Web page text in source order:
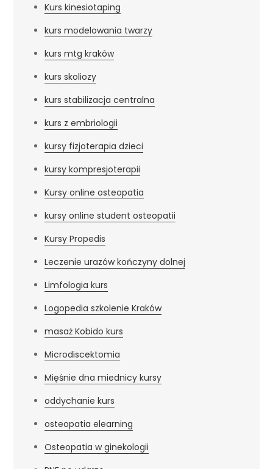
Kurs kinesiotaping
kurs modelowania twarzy
kurs mtg kraków
kurs skoliozy
kurs stabilizacja centralna
kurs z embriologii
kursy fizjoterapia dzieci
kursy kompresjoterapii
Kursy online osteopatia
kursy online student osteopatii
Kursy Propedis
Leczenie urazów kończyny dolnej
Limfologia kurs
Logopedia szkolenie Kraków
masaż Kobido kurs
Microdiscektomia
Mięśnie dna miednicy kursy
oddychanie kurs
osteopatia elearning
Osteopatia w ginekologii